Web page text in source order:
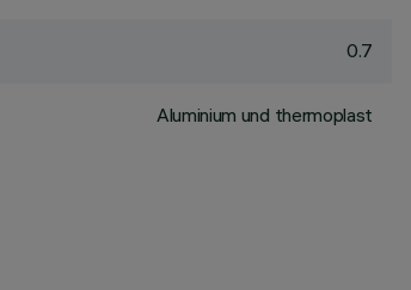
0.7
Aluminium und thermoplast